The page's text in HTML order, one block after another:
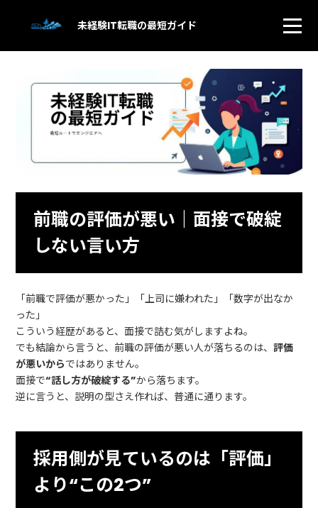
未経験IT転職の最短ガイド
前職の評価が悪い｜面接で破綻
しない言い方
「前職で評価が悪かった」「上司に嫌われた」「数字が出なか
った」
こういう経歴があると、面接で詰む気がしますよね。
でも結論から言うと、前職の評価が悪い人が落ちるのは、評価
が悪いからではありません。
面接で“話し方が破綻する”から落ちます。
逆に言うと、説明の型さえ作れば、普通に通ります。
採用側が見ているのは「評価」
より“この2つ”